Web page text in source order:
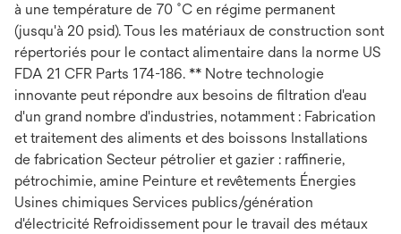
à une température de 70 ˚C en régime permanent
(jusqu'à 20 psid). Tous les matériaux de construction sont
répertoriés pour le contact alimentaire dans la norme US
FDA 21 CFR Parts 174-186. ** Notre technologie
innovante peut répondre aux besoins de filtration d'eau
d'un grand nombre d'industries, notamment : Fabrication
et traitement des aliments et des boissons Installations
de fabrication Secteur pétrolier et gazier : raffinerie,
pétrochimie, amine Peinture et revêtements Énergies
Usines chimiques Services publics/génération
d'électricité Refroidissement pour le travail des métaux